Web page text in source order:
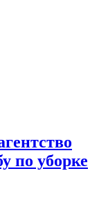
по уборке